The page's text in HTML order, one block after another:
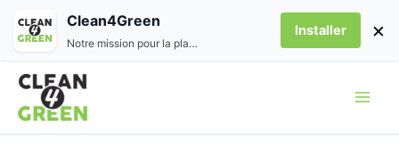
Clean4Green
Notre mission pour la planète
Installer ×